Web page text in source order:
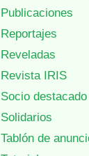
Publicaciones
Reportajes
Reveladas
Revista IRIS
Socio destacado
Solidarios
Tablón de